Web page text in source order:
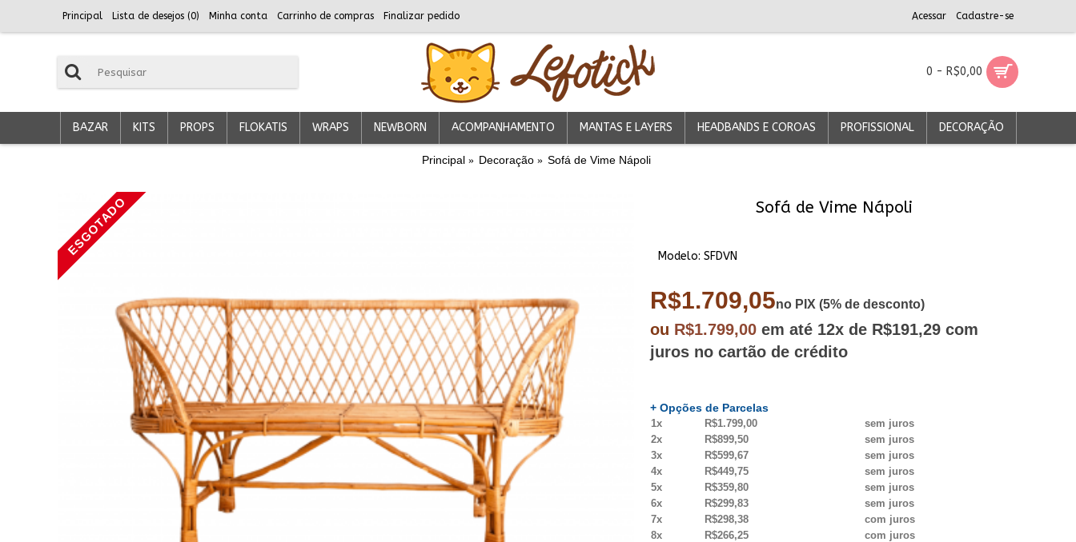
Principal Lista de desejos (0) Minha conta Carrinho de compras Finalizar pedido Acessar Cadastre-se
0 - R$0,00
BAZAR KITS PROPS FLOKATIS WRAPS NEWBORN ACOMPANHAMENTO MANTAS E LAYERS HEADBANDS E COROAS PROFISSIONAL DECORAÇÃO
Principal Decoração Sofá de Vime Nápoli
ESGOTADO Sofá de Vime Nápoli
Modelo: SFDVN
R$1.709,05no PIX (5% de desconto)
ou R$1.799,00 em até 12x de R$191,29 com
juros no cartão de crédito
+ Opções de Parcelas
1x R$1.799,00
sem juros
2x
R$899,50
sem juros
3x
R$599,67
sem juros
4x
R$449,75
sem juros
5x
R$359,80
sem juros
6x
R$299,83
sem juros
7x
R$298,38
com juros
8x
R$266,25
com juros